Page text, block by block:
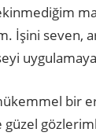
İşini seven,
bir
güzel